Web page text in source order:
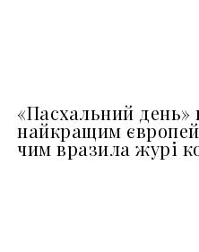
«Пасхальний
найкращим
чим вразила журі